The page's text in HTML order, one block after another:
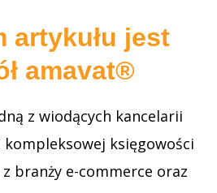
artykułu jest
amavat®
z wiodących kancelarii
kompleksowej księgowości
branży e-commerce oraz